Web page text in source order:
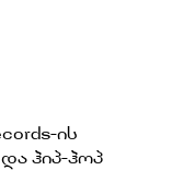
ის
ჰიპ-ჰოპ